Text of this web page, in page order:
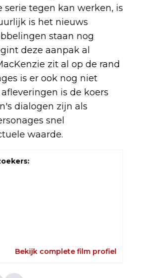
tegen kan werken, is
is het nieuws
staan nog
deze aanpak al
zit al op de rand
is er ook nog niet
is de koers
dialogen zijn als
snel
waarde.
Bekijk complete film profiel